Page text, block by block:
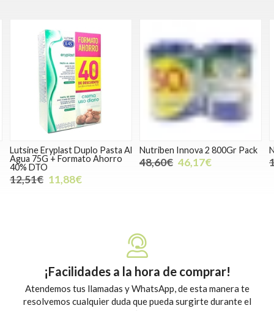
Lutsine Eryplast Duplo Pasta Al
Agua 75G + Formato Ahorro
40% DTO
12,51€ 11,88€
Nutriben Innova 2 800Gr Pack
48,60€ 46,17€
¡Facilidades a la hora de comprar!
Atendemos tus llamadas y WhatsApp, de esta manera te
resolvemos cualquier duda que pueda surgirte durante el